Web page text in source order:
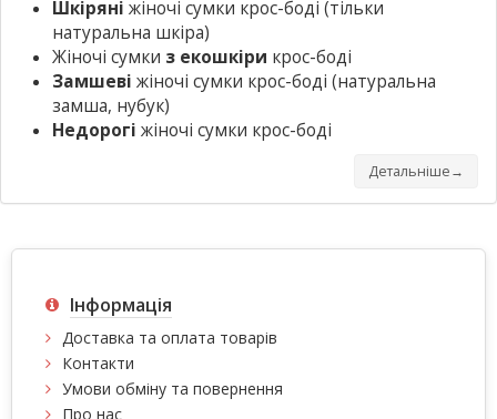
Шкіряні жіночі сумки крос-боді (тільки
натуральна шкіра)
Жіночі сумки з екошкіри крос-боді
Замшеві жіночі сумки крос-боді (натуральна
замша, нубук)
Недорогі жіночі сумки крос-боді
Детальніше→
Інформація
Доставка та оплата товарів
Контакти
Умови обміну та повернення
Про нас